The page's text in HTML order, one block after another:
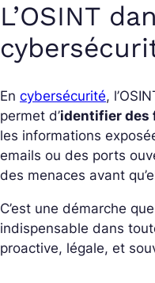
L’OSINT
En cybersécurité,
permet d’identifier des
les informations
emails ou des ports
des menaces avant
C’est une démarche
indispensable dans
proactive, légale, et